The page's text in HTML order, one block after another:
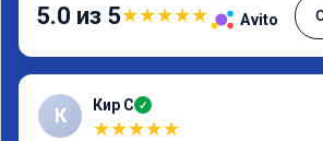
5.0 из 5★★★★★ Avito
К Кир С ✓
★★★★★